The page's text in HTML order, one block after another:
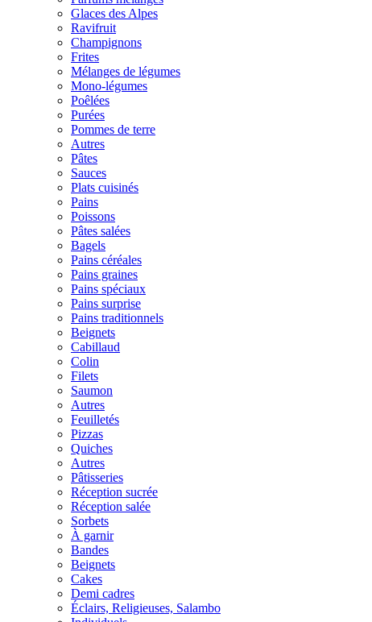
Glaces des Alpes
Ravifruit
Champignons
Frites
Mélanges de légumes
Mono-légumes
Poêlées
Purées
Pommes de terre
Autres
Pâtes
Sauces
Plats cuisinés
Pains
Poissons
Pâtes salées
Bagels
Pains céréales
Pains graines
Pains spéciaux
Pains surprise
Pains traditionnels
Beignets
Cabillaud
Colin
Filets
Saumon
Autres
Feuilletés
Pizzas
Quiches
Autres
Pâtisseries
Réception sucrée
Réception salée
Sorbets
À garnir
Bandes
Beignets
Cakes
Demi cadres
Éclairs, Religieuses, Salambo